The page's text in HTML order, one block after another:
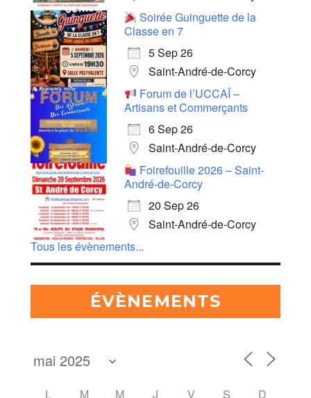
Soirée Guinguette de la
Classe en 7
5 Sep 26
Saint-André-de-Corcy
Forum de l’UCCAÏ –
Artisans et Commerçants
6 Sep 26
Saint-André-de-Corcy
Foirefouille 2026 – Saint-
André-de-Corcy
20 Sep 26
Saint-André-de-Corcy
Tous les évènements...
ÉVÈNEMENTS
L M M J V S
D